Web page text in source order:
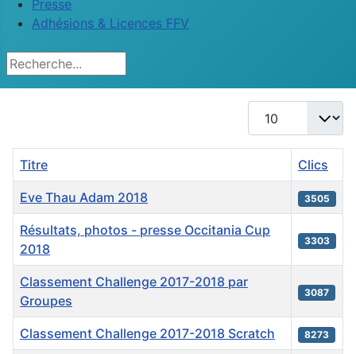
Presse
Adhésions & Licences FFV
Rechercher
Afficher #
Titre Clics
Eve Thau Adam 2018 3505
Résultats, photos - presse Occitania Cup
2018
3303
Classement Challenge 2017-2018 par
Groupes
3087
Classement Challenge 2017-2018 Scratch 8273